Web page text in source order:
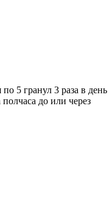
5 гранул 3 раза в день
до или через